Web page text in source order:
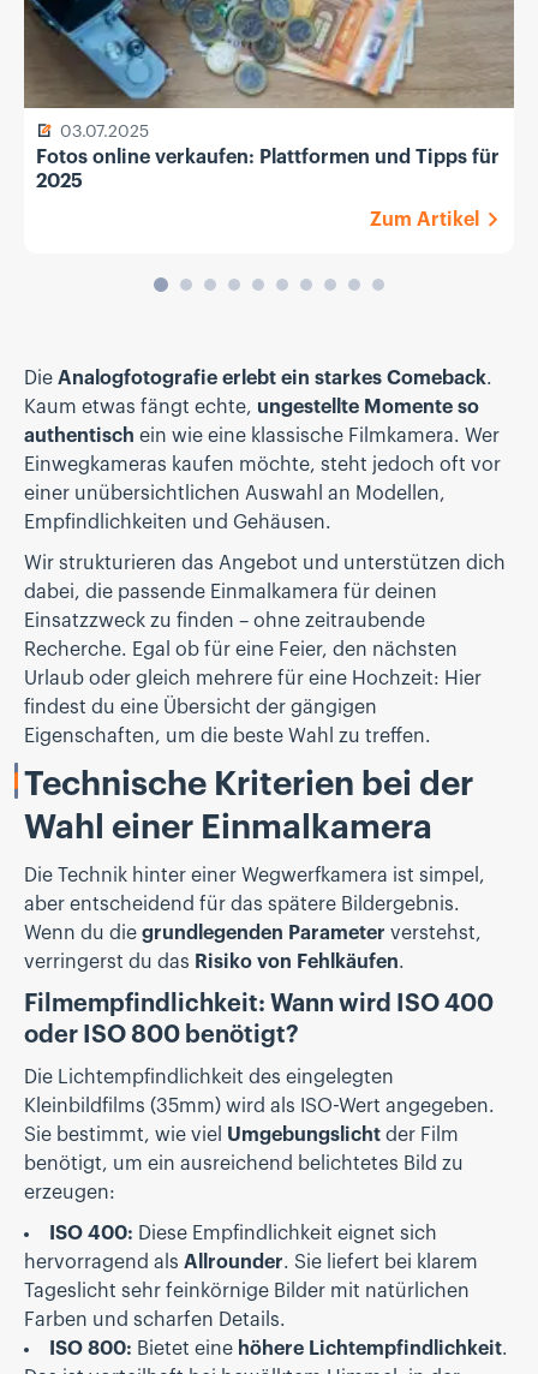
03.07.2025
Fotos online verkaufen: Plattformen und Tipps für
2025
Zum Artikel
Die Analogfotografie erlebt ein starkes Comeback.
Kaum etwas fängt echte, ungestellte Momente so
authentisch ein wie eine klassische Filmkamera. Wer
Einwegkameras kaufen möchte, steht jedoch oft vor
einer unübersichtlichen Auswahl an Modellen,
Empfindlichkeiten und Gehäusen.
Wir strukturieren das Angebot und unterstützen dich
dabei, die passende Einmalkamera für deinen
Einsatzzweck zu finden – ohne zeitraubende
Recherche. Egal ob für eine Feier, den nächsten
Urlaub oder gleich mehrere für eine Hochzeit: Hier
findest du eine Übersicht der gängigen
Eigenschaften, um die beste Wahl zu treffen.
Technische Kriterien bei der
Wahl einer Einmalkamera
Die Technik hinter einer Wegwerfkamera ist simpel,
aber entscheidend für das spätere Bildergebnis.
Wenn du die grundlegenden Parameter verstehst,
verringerst du das Risiko von Fehlkäufen.
Filmempfindlichkeit: Wann wird ISO 400
oder ISO 800 benötigt?
Die Lichtempfindlichkeit des eingelegten
Kleinbildfilms (35mm) wird als ISO-Wert angegeben.
Sie bestimmt, wie viel Umgebungslicht der Film
benötigt, um ein ausreichend belichtetes Bild zu
erzeugen:
ISO 400: Diese Empfindlichkeit eignet sich
hervorragend als Allrounder. Sie liefert bei klarem
Tageslicht sehr feinkörnige Bilder mit natürlichen
Farben und scharfen Details.
ISO 800: Bietet eine höhere Lichtempfindlichkeit.